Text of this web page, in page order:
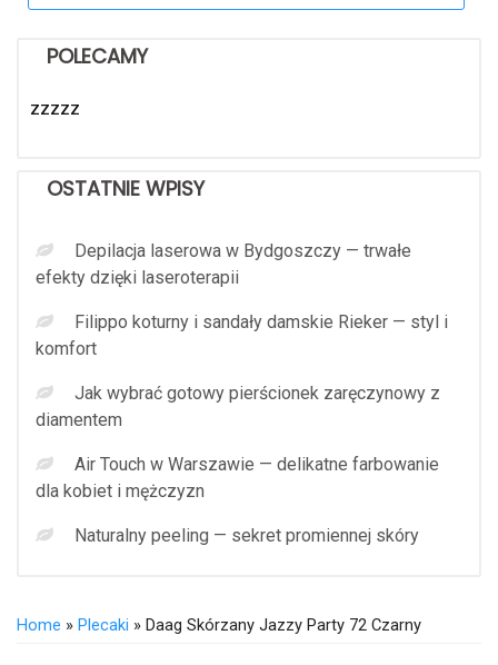
POLECAMY
zzzzz
OSTATNIE WPISY
Depilacja laserowa w Bydgoszczy — trwałe
efekty dzięki laseroterapii
Filippo koturny i sandały damskie Rieker — styl i
komfort
Jak wybrać gotowy pierścionek zaręczynowy z
diamentem
Air Touch w Warszawie — delikatne farbowanie
dla kobiet i mężczyzn
Naturalny peeling — sekret promiennej skóry
Home » Plecaki » Daag Skórzany Jazzy Party 72 Czarny